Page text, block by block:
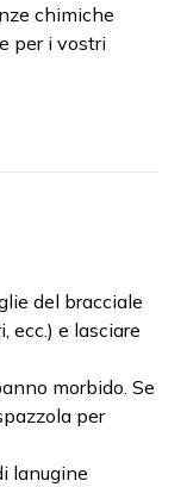
chimiche
per i vostri
del bracciale
ecc.) e lasciare
morbido. Se
per
lanugine